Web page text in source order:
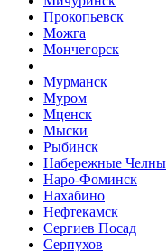
Прокопьевск
Можга
Мончегорск
Мурманск
Муром
Мценск
Мыски
Рыбинск
Набережные Челны
Наро-Фоминск
Нахабино
Нефтекамск
Сергиев Посад
Серпухов